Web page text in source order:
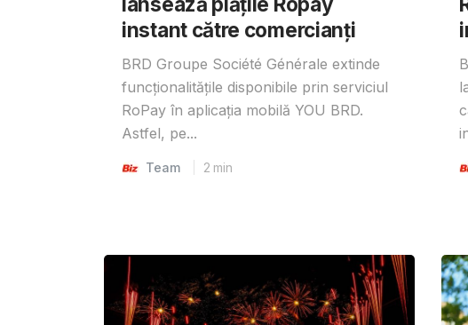
instant către comercianți
BRD Groupe Société Générale extinde
funcționalitățile disponibile prin serviciul
RoPay în aplicația mobilă YOU BRD.
Astfel, pe...
Team 2 min